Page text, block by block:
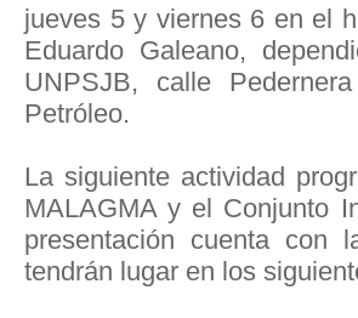
jueves 5 y viernes 6 en el
Eduardo Galeano,
UNPSJB, calle
Petróleo.
La siguiente actividad
MALAGMA y el Conjunto
presentación cuenta con
tendrán lugar en los